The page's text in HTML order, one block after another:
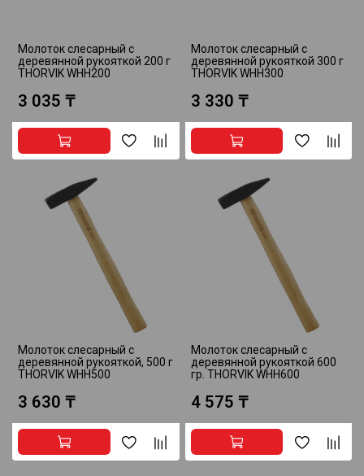
Молоток слесарный с
деревянной рукояткой 200 г
THORVIK WHH200
3 035 ₸
Молоток слесарный с
деревянной рукояткой 300 г
THORVIK WHH300
3 330 ₸
Молоток слесарный с
деревянной рукояткой, 500 г
THORVIK WHH500
3 630 ₸
Молоток слесарный с
деревянной рукояткой 600
гр. THORVIK WHH600
4 575 ₸